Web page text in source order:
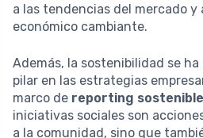
a las tendencias del mercado
económico cambiante.
Además, la sostenibilidad se
pilar en las estrategias
marco de reporting sostenible
iniciativas sociales son
a la comunidad, sino que